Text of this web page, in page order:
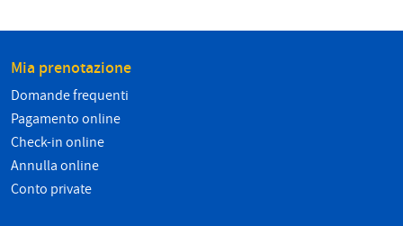
Mia prenotazione
Domande frequenti
Pagamento online
Check-in online
Annulla online
Conto private